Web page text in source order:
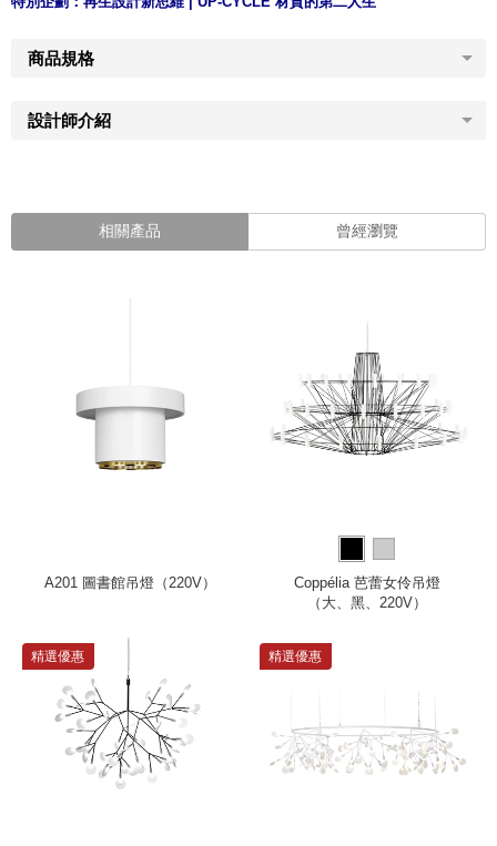
商品規格
設計師介紹
相關產品 曾經瀏覽
A201 圖書館吊燈（220V）
Coppélia 芭蕾女伶吊燈
（大、黑、220V）
精選優惠 精選優惠